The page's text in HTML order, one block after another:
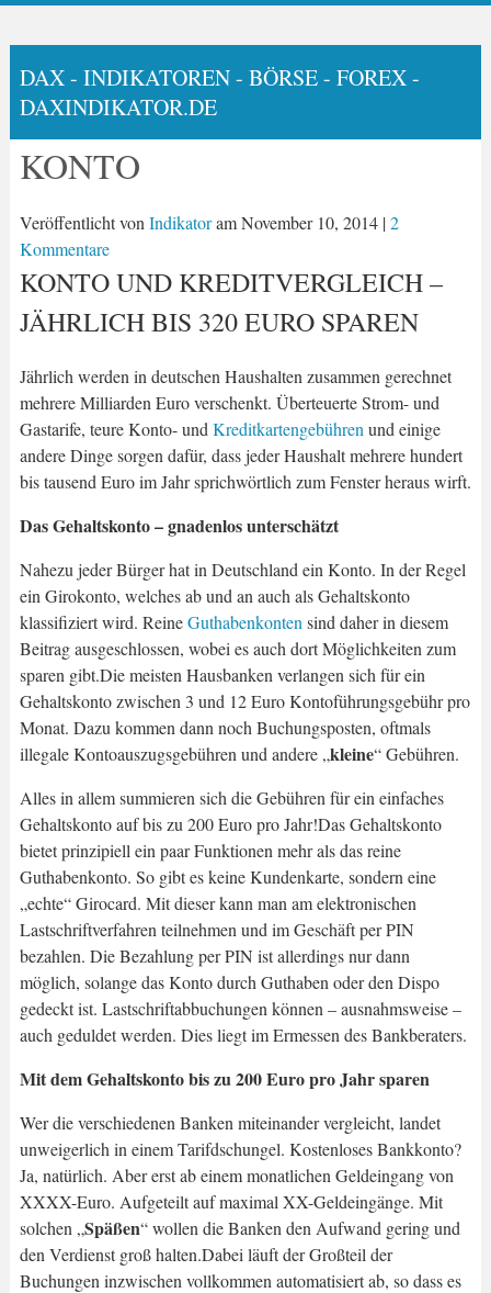
DAX - INDIKATOREN - BÖRSE - FOREX -
DAXINDIKATOR.DE
KONTO
Veröffentlicht von IndikatoramNovember 10, 2014|2
Kommentare
KONTO UND KREDITVERGLEICH –
JÄHRLICH BIS 320 EURO SPAREN
Jährlich werden in deutschen Haushalten zusammen gerechnet
mehrere Milliarden Euro verschenkt. Überteuerte Strom- und
Gastarife, teure Konto- und Kreditkartengebühren und einige
andere Dinge sorgen dafür, dass jeder Haushalt mehrere hundert
bis tausend Euro im Jahr sprichwörtlich zum Fenster heraus wirft.
Das Gehaltskonto – gnadenlos unterschätzt
Nahezu jeder Bürger hat in Deutschland ein Konto. In der Regel
ein Girokonto, welches ab und an auch als Gehaltskonto
klassifiziert wird. ReineGuthabenkonten sind daher in diesem
Beitrag ausgeschlossen, wobei es auch dort Möglichkeiten zum
sparen gibt.Die meisten Hausbanken verlangen sich für ein
Gehaltskonto zwischen 3 und 12 Euro Kontoführungsgebühr pro
Monat. Dazu kommen dann noch Buchungsposten, oftmals
illegale Kontoauszugsgebühren und andere „kleine“ Gebühren.
Alles in allem summieren sich die Gebühren für ein einfaches
Gehaltskonto auf bis zu 200 Euro pro Jahr!Das Gehaltskonto
bietet prinzipiell ein paar Funktionen mehr als das reine
Guthabenkonto. So gibt es keine Kundenkarte, sondern eine
„echte“ Girocard. Mit dieser kann man am elektronischen
Lastschriftverfahren teilnehmen und im Geschäft per PIN
bezahlen. Die Bezahlung per PIN ist allerdings nur dann
möglich, solange das Konto durch Guthaben oder den Dispo
gedeckt ist. Lastschriftabbuchungen können – ausnahmsweise –
auch geduldet werden. Dies liegt im Ermessen des Bankberaters.
Mit dem Gehaltskonto bis zu 200 Euro pro Jahr sparen
Wer die verschiedenen Banken miteinander vergleicht, landet
unweigerlich in einem Tarifdschungel. Kostenloses Bankkonto?
Ja, natürlich. Aber erst ab einem monatlichen Geldeingang von
XXXX-Euro. Aufgeteilt auf maximal XX-Geldeingänge. Mit
solchen „Späßen“ wollen die Banken den Aufwand gering und
den Verdienst groß halten.Dabei läuft der Großteil der
Buchungen inzwischen vollkommen automatisiert ab, so dass es